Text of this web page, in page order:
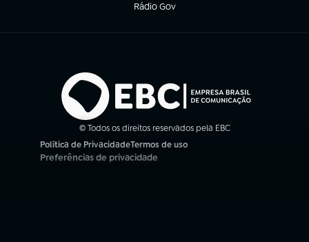
Rádio Gov
(abre em nova aba)
© Todos os direitos reservados pela EBC
Política de Privacidade
(abre em nova aba)
Termos de uso
(abre em nova aba)
Preferências de privacidade